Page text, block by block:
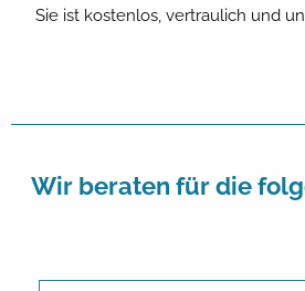
Sie ist kostenlos, vertraulich und
Wir beraten für die